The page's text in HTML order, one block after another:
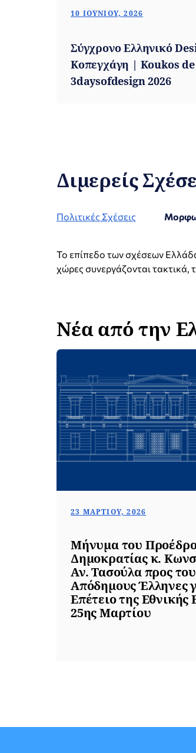
10 ΙΟΥΝΊΟΥ, 2026
Σύγχρονο Ελληνικό
Κοπεγχάγη | Koukos
3daysofdesign 2026
Διμερείς
Πολιτικές Σχέσεις
Το επίπεδο των σχέσεων
χώρες συνεργάζονται τακτικά,
Νέα από την
23 ΜΑΡΤΊΟΥ, 2026
Μήνυμα του
Δημοκρατίας κ.
Αν. Τασούλα προς
Απόδημους Έλληνες
Επέτειο της Εθνικής
25ης Μαρτίου